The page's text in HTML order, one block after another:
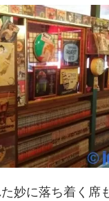
妙に落ち着く席